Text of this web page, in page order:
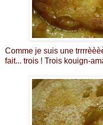
Comme je suis une
fait... trois ! Trois kouign-